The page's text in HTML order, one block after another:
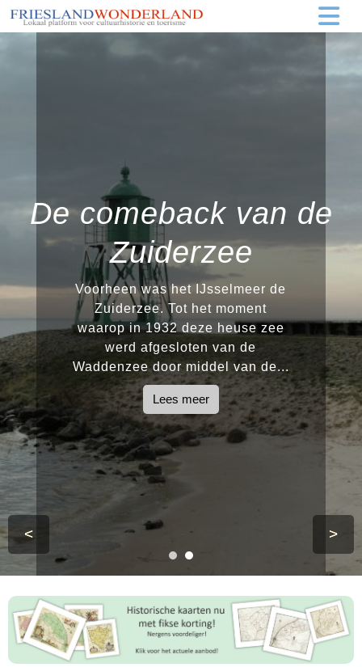
De comeback van de
Zuiderzee
Voorheen was het IJsselmeer de
Zuiderzee. Tot het moment
waarop in 1932 deze heuse zee
werd afgesloten van de
Waddenzee door middel van de...
Lees meer
< >